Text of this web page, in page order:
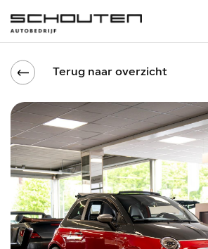
Terug naar overzicht